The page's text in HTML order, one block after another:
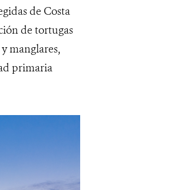
de Costa
de tortugas
manglares,
primaria